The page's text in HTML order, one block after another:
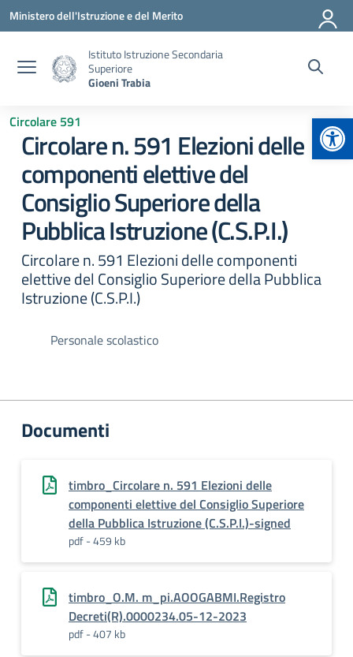
Vai ai contenuti
Vai al menu di navigazione
Vai al footer
Ministero dell'Istruzione e del Merito
Istituto Istruzione Secondaria
Superiore
Gioeni Trabia
Circolare 591
Circolare n. 591 Elezioni delle
componenti elettive del
Consiglio Superiore della
Pubblica Istruzione (C.S.P.I.)
Circolare n. 591 Elezioni delle componenti
elettive del Consiglio Superiore della Pubblica
Istruzione (C.S.P.I.)
Personale scolastico
Documenti
timbro_Circolare n. 591 Elezioni delle
componenti elettive del Consiglio Superiore
della Pubblica Istruzione (C.S.P.I.)-signed
pdf - 459 kb
timbro_O.M. m_pi.AOOGABMI.Registro
Decreti(R).0000234.05-12-2023
pdf - 407 kb